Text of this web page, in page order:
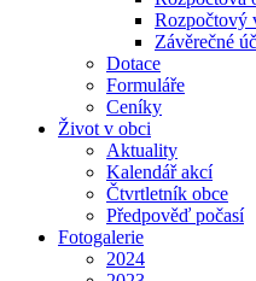
Rozpočtový
Závěrečné
Dotace
Formuláře
Ceníky
Život v obci
Aktuality
Kalendář akcí
Čtvrtletník obce
Předpověď počasí
Fotogalerie
2024